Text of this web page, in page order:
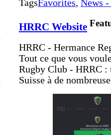
TagsFavorites, News
HRRC Website
HRRC - Hermance
Tout ce que vous
Rugby Club - HRRC :
Suisse à de